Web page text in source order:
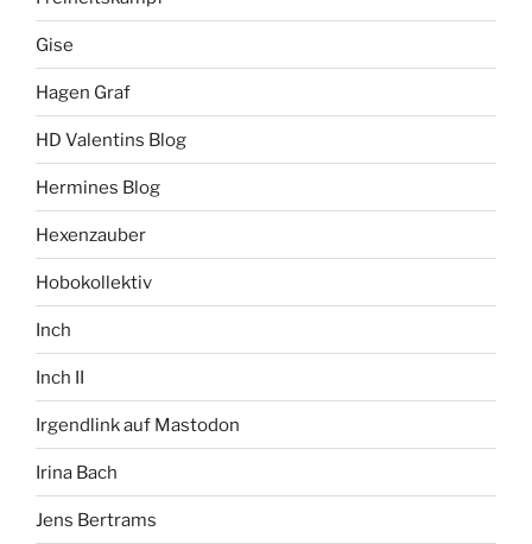
Gise
Hagen Graf
HD Valentins Blog
Hermines Blog
Hexenzauber
Hobokollektiv
Inch
Inch II
Irgendlink auf Mastodon
Irina Bach
Jens Bertrams